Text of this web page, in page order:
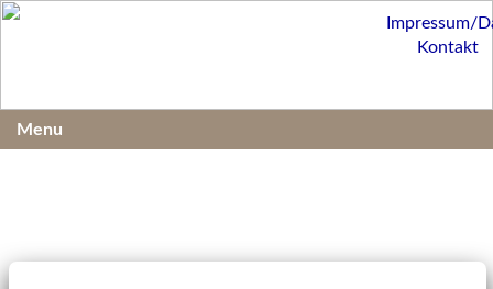
Impressum/
Kontakt
Menu